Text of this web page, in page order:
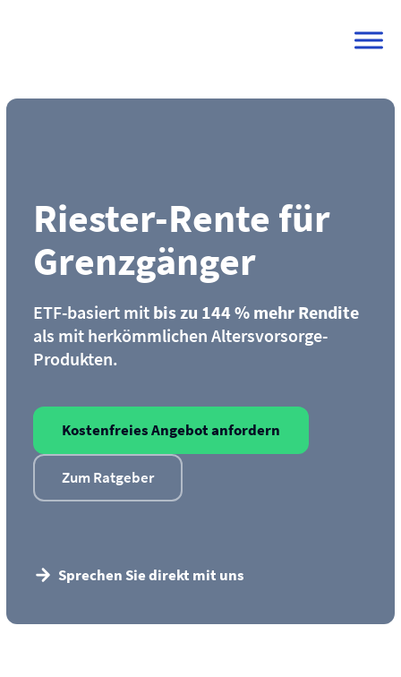
Riester-Rente für
Grenzgänger
ETF-basiert mit bis zu 144 % mehr Rendite
als mit herkömmlichen Altersvorsorge-
Produkten.
Kostenfreies Angebot anfordern
Zum Ratgeber
Sprechen Sie direkt mit uns